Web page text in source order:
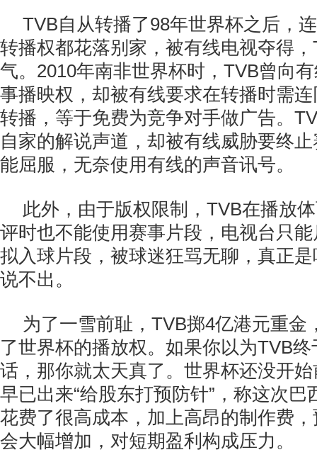
TVB自从转播了98年世界杯之后，
转播权都花落别家，被有线电视夺得
气。2010年南非世界杯时，TVB曾向
事播映权，却被有线要求在转播时需
转播，等于免费为竞争对手做广告。
自家的解说声道，却被有线威胁要终
能屈服，无奈使用有线的声音讯号。
此外，由于版权限制，TVB在播放
评时也不能使用赛事片段，电视台只
拟入球片段，被球迷狂骂无聊，真正
说不出。
为了一雪前耻，TVB掷4亿港元重金
了世界杯的播放权。如果你以为TVB
话，那你就太天真了。世界杯还没开
早已出来“给股东打预防针”，称这次巴
花费了很高成本，加上高昂的制作费
会大幅增加，对短期盈利构成压力。